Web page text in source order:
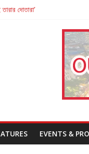
দোতারা’
Film That Challenges
EVENTS &